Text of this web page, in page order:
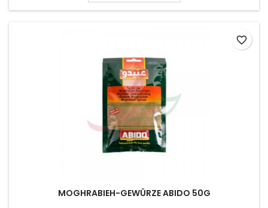
MOGHRABIEH-GEWÜRZE ABIDO 50G
favorite_border